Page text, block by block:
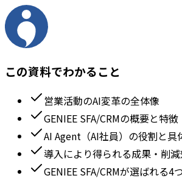
この資料でわかること
営業活動のAI変革の全体像
GENIEE SFA/CRMの概要と特徴
AI Agent（AI社員）の役割と具
導入により得られる成果・削
GENIEE SFA/CRMが選ばれる4